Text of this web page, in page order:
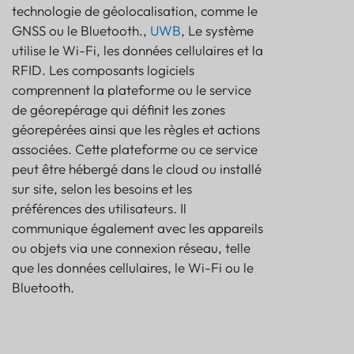
technologie de géolocalisation, comme le
GNSS ou le Bluetooth., UWB, Le système
utilise le Wi-Fi, les données cellulaires et la
RFID. Les composants logiciels
comprennent la plateforme ou le service
de géorepérage qui définit les zones
géorepérées ainsi que les règles et actions
associées. Cette plateforme ou ce service
peut être hébergé dans le cloud ou installé
sur site, selon les besoins et les
préférences des utilisateurs. Il
communique également avec les appareils
ou objets via une connexion réseau, telle
que les données cellulaires, le Wi-Fi ou le
Bluetooth.